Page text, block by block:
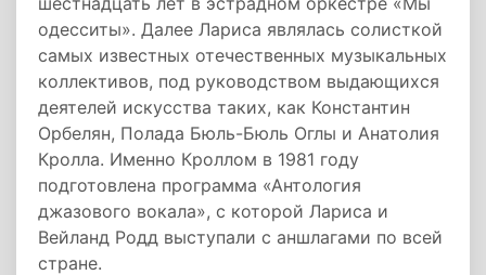
одесситы». Далее Лариса являлась солисткой
самых известных отечественных музыкальных
коллективов, под руководством выдающихся
деятелей искусства таких, как Константин
Орбелян, Полада Бюль-Бюль Оглы и Анатолия
Кролла. Именно Кроллом в 1981 году
подготовлена программа «Антология
джазового вокала», с которой Лариса и
Вейланд Родд выступали с аншлагами по всей
стране.